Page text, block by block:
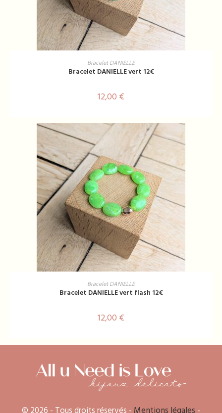
AJOUTER AU PANIER
Bracelet DANIELLE
Bracelet DANIELLE vert 12€
12,00 €
AJOUTER AU PANIER
Bracelet DANIELLE
Bracelet DANIELLE vert flash 12€
12,00 €